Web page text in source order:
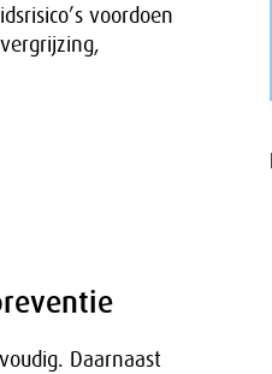
voordoen
Daarnaast